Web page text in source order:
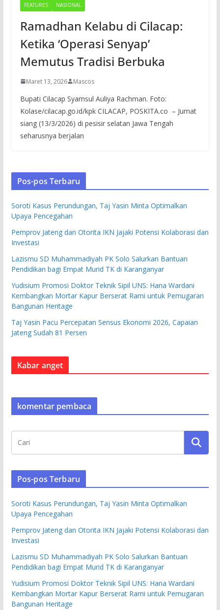
FEATURES NASIONAL
Ramadhan Kelabu di Cilacap:
Ketika ‘Operasi Senyap’
Memutus Tradisi Berbuka
Maret 13, 2026 Mascos
Bupati Cilacap Syamsul Auliya Rachman. Foto:
Kolase/cilacap.go.id/kpk CILACAP, POSKITA.co – Jumat
siang (13/3/2026) di pesisir selatan Jawa Tengah
seharusnya berjalan
Pos-pos Terbaru
Soroti Kasus Perundungan, Taj Yasin Minta Optimalkan
Upaya Pencegahan
Pemprov Jateng dan Otorita IKN Jajaki Potensi Kolaborasi dan
Investasi
Lazismu SD Muhammadiyah PK Solo Salurkan Bantuan
Pendidikan bagi Empat Murid TK di Karanganyar
Yudisium Promosi Doktor Teknik Sipil UNS: Hana Wardani
Kembangkan Mortar Kapur Berserat Rami untuk Pemugaran
Bangunan Heritage
Taj Yasin Pacu Percepatan Sensus Ekonomi 2026, Capaian
Jateng Sudah 81 Persen
Kabar anget
komentar pembaca
Pos-pos Terbaru
Soroti Kasus Perundungan, Taj Yasin Minta Optimalkan
Upaya Pencegahan
Pemprov Jateng dan Otorita IKN Jajaki Potensi Kolaborasi dan
Investasi
Lazismu SD Muhammadiyah PK Solo Salurkan Bantuan
Pendidikan bagi Empat Murid TK di Karanganyar
Yudisium Promosi Doktor Teknik Sipil UNS: Hana Wardani
Kembangkan Mortar Kapur Berserat Rami untuk Pemugaran
Bangunan Heritage